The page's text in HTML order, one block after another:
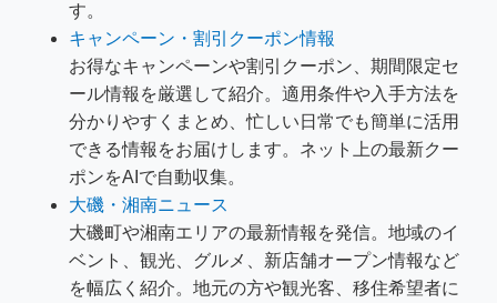
す。
キャンペーン・割引クーポン情報
お得なキャンペーンや割引クーポン、期間限定セ
ール情報を厳選して紹介。適用条件や入手方法を
分かりやすくまとめ、忙しい日常でも簡単に活用
できる情報をお届けします。ネット上の最新クー
ポンをAIで自動収集。
大磯・湘南ニュース
大磯町や湘南エリアの最新情報を発信。地域のイ
ベント、観光、グルメ、新店舗オープン情報など
を幅広く紹介。地元の方や観光客、移住希望者に